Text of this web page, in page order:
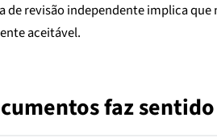
de revisão independente implica
aceitável.
faz sentido